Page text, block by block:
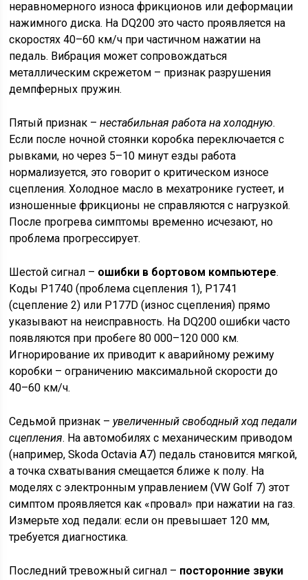
неравномерного износа фрикционов или деформации
нажимного диска. На DQ200 это часто проявляется на
скоростях 40–60 км/ч при частичном нажатии на
педаль. Вибрация может сопровождаться
металлическим скрежетом – признак разрушения
демпферных пружин.
Пятый признак –нестабильная работа на холодную.
Если после ночной стоянки коробка переключается с
рывками, но через 5–10 минут езды работа
нормализуется, это говорит о критическом износе
сцепления. Холодное масло в мехатронике густеет, и
изношенные фрикционы не справляются с нагрузкой.
После прогрева симптомы временно исчезают, но
проблема прогрессирует.
Шестой сигнал – ошибки в бортовом компьютере.
Коды P1740 (проблема сцепления 1), P1741
(сцепление 2) или P177D (износ сцепления) прямо
указывают на неисправность. На DQ200 ошибки часто
появляются при пробеге 80 000–120 000 км.
Игнорирование их приводит к аварийному режиму
коробки – ограничению максимальной скорости до
40–60 км/ч.
Седьмой признак – увеличенный свободный ход педали
сцепления. На автомобилях с механическим приводом
(например, Skoda Octavia A7) педаль становится мягкой,
а точка схватывания смещается ближе к полу. На
моделях с электронным управлением (VW Golf 7) этот
симптом проявляется как «провал» при нажатии на газ.
Измерьте ход педали: если он превышает 120 мм,
требуется диагностика.
Последний тревожный сигнал – посторонние звуки